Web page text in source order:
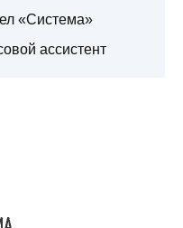
«Система»
ассистент